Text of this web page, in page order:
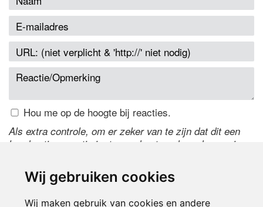
Wij gebruiken cookies
Wij maken gebruik van cookies en andere
Hou me op de hoogte bij reacties.
Als extra controle, om er zeker van te zijn dat dit een
handmatige reactie is, typ onderstaande code over in
de code te wijzigen.